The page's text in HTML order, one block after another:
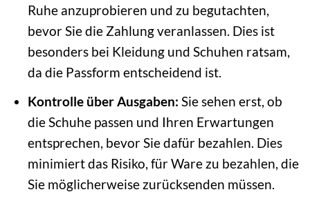
Ruhe anzuprobieren und zu begutachten,
bevor Sie die Zahlung veranlassen. Dies ist
besonders bei Kleidung und Schuhen ratsam,
da die Passform entscheidend ist.
Kontrolle über Ausgaben: Sie sehen erst, ob
die Schuhe passen und Ihren Erwartungen
entsprechen, bevor Sie dafür bezahlen. Dies
minimiert das Risiko, für Ware zu bezahlen, die
Sie möglicherweise zurücksenden müssen.